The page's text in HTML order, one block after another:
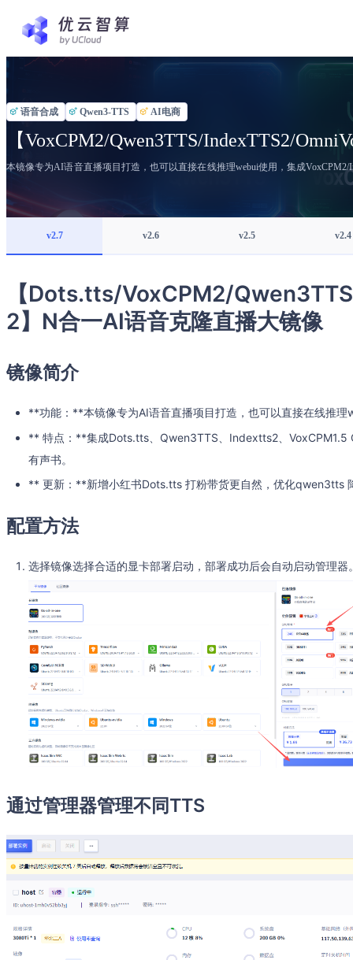
语音合成 Qwen3-TTS AI电商
【VoxCPM2/Qwen3TTS/IndexTTS2/
本镜像专为AI语音直播项目打造，也可以直接在线推理webui使用，集成
v2.7 v2.6 v2.5 v2.4
【Dots.tts/VoxCPM2/
2】N合一AI语音克隆直播大镜像
镜像简介
**功能：**本镜像专为AI语音直播项目打造，也可以直接在线推理
** 特点：**集成Dots.tts、Qwen3TTS、Indextts2、VoxCPM1.5
有声书。
** 更新：**新增小红书Dots.tts 打粉带货更自然，优化qwen3tts
配置方法
选择镜像选择合适的显卡部署启动，部署成功后会自动启动管理器
通过管理器管理不同TTS